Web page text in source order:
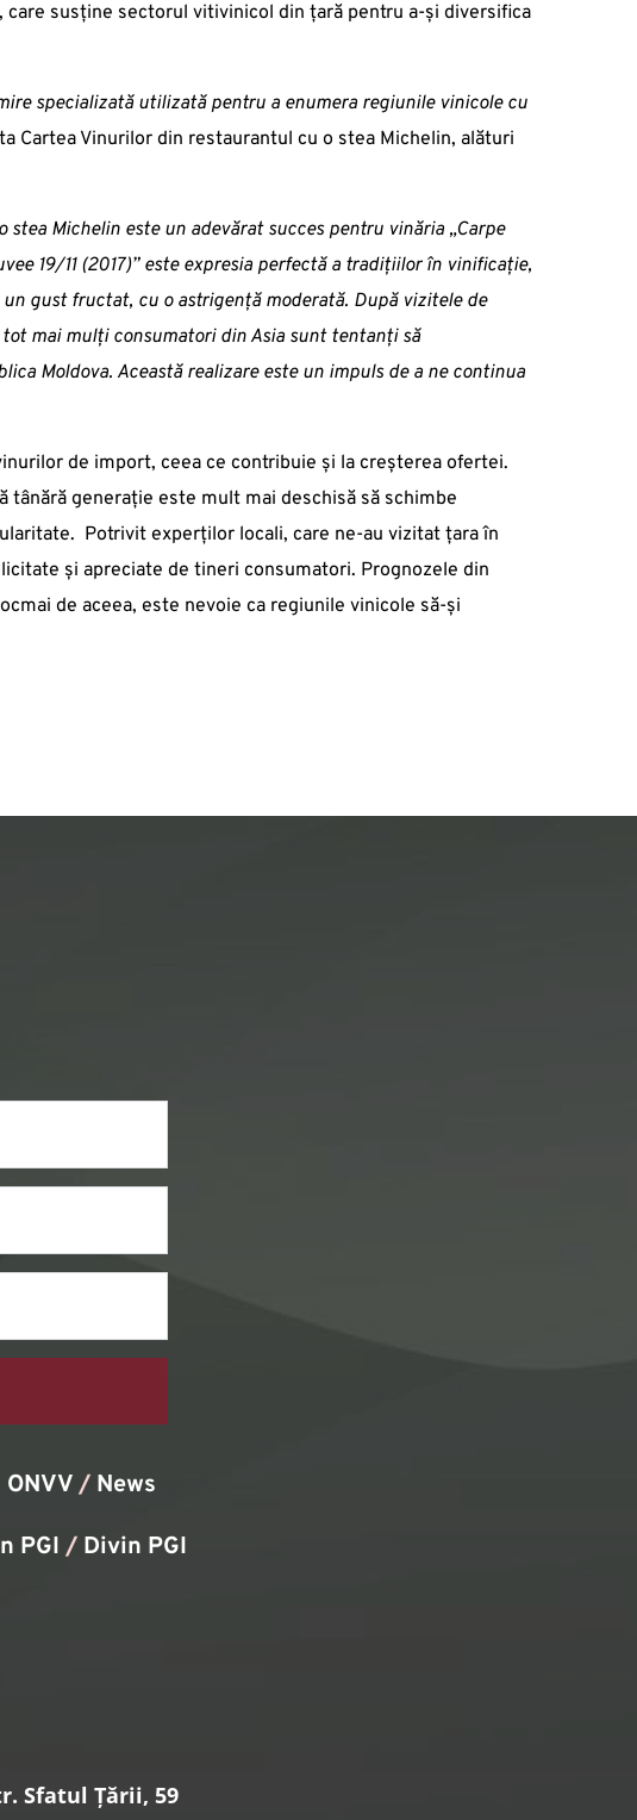
susține sectorul vitivinicol din țară pentru a-și diversifica
specializată utilizată pentru a enumera regiunile vinicole cu
Cartea Vinurilor din restaurantul cu o stea Michelin, alături
Michelin este un adevărat succes pentru vinăria „Carpe
19/11 (2017)” este expresia perfectă a tradițiilor în vinificație,
gust fructat, cu o astrigență moderată. După vizitele de
mai mulți consumatori din Asia sunt tentanți să
Moldova. Această realizare este un impuls de a ne continua
de import, ceea ce contribuie și la creșterea ofertei.
generație este mult mai deschisă să schimbe
Potrivit experților locali, care ne-au vizitat țara în
și apreciate de tineri consumatori. Prognozele din
de aceea, este nevoie ca regiunile vinicole să-și
/ News
PGI / Divin PGI
Sfatul Țării, 59